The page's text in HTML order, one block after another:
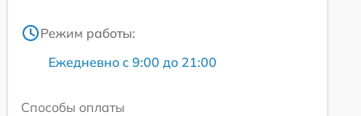
Режим работы:
Ежедневно с 9:00 до 21:00
Способы оплаты